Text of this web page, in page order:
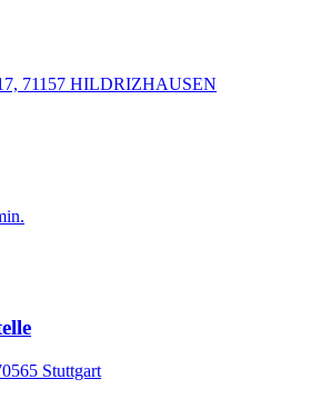
71157 HILDRIZHAUSEN
Stuttgart